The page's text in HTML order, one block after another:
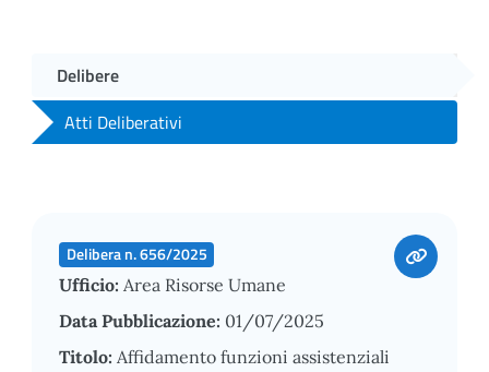
Delibere
Atti Deliberativi
Delibera n. 656/2025
Ufficio: Area Risorse Umane
Data Pubblicazione: 01/07/2025
Titolo: Affidamento funzioni assistenziali